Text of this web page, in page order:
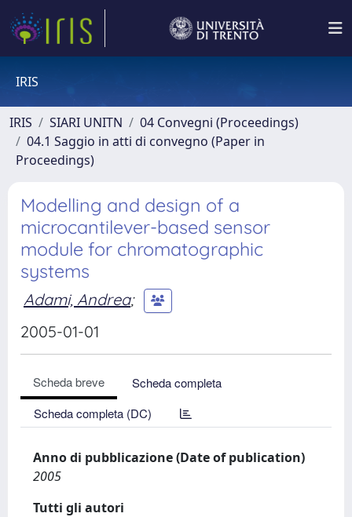
IRIS
IRIS SIARI UNITN
04 Convegni (Proceedings)
04.1 Saggio in atti di convegno (Paper in
Proceedings)
Modelling and design of a
microcantilever-based sensor
module for chromatographic
systems
Adami, Andrea;
2005-01-01
Scheda breve
Scheda completa
Scheda completa (DC)
Anno di pubblicazione (Date of publication)
2005
Tutti gli autori